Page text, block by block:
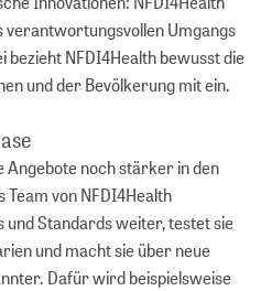
Umgangs
bezieht NFDI4Health bewusst die
und der Bevölkerung mit ein.
Angebote noch stärker in den
von NFDI4Health
und Standards weiter, testet sie
und macht sie über neue
Dafür wird beispielsweise